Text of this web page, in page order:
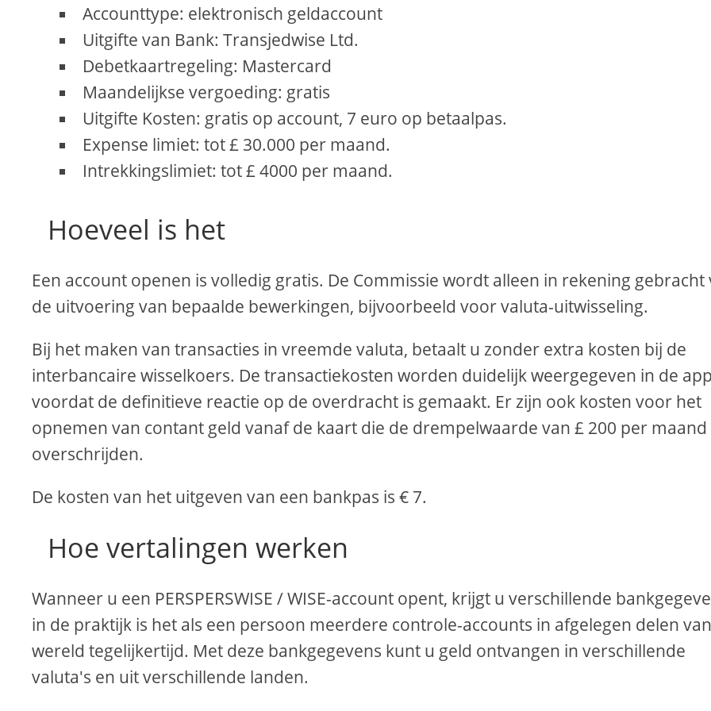
Accounttype: elektronisch geldaccount
Uitgifte van Bank: Transjedwise Ltd.
Debetkaartregeling: Mastercard
Maandelijkse vergoeding: gratis
Uitgifte Kosten: gratis op account, 7 euro op betaalpas.
Expense limiet: tot £ 30.000 per maand.
Intrekkingslimiet: tot £ 4000 per maand.
Hoeveel is het
Een account openen is volledig gratis. De Commissie wordt alleen in rekening
de uitvoering van bepaalde bewerkingen, bijvoorbeeld voor valuta-uitwisseling.
Bij het maken van transacties in vreemde valuta, betaalt u zonder extra kosten bij de
interbancaire wisselkoers. De transactiekosten worden duidelijk weergegeven in de
voordat de definitieve reactie op de overdracht is gemaakt. Er zijn ook kosten voor het
opnemen van contant geld vanaf de kaart die de drempelwaarde van £ 200 per maand
overschrijden.
De kosten van het uitgeven van een bankpas is € 7.
Hoe vertalingen werken
Wanneer u een PERSPERSWISE / WISE-account opent, krijgt u verschillende
in de praktijk is het als een persoon meerdere controle-accounts in afgelegen delen
wereld tegelijkertijd. Met deze bankgegevens kunt u geld ontvangen in verschillende
valuta's en uit verschillende landen.